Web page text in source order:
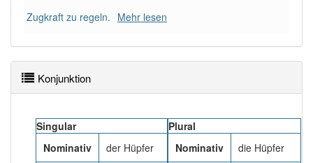
Zugkraft zu regeln. Mehr lesen
Konjunktion
Singular
Nominativ
der Hüpfer
Plural
Nominativ
die Hüpfer